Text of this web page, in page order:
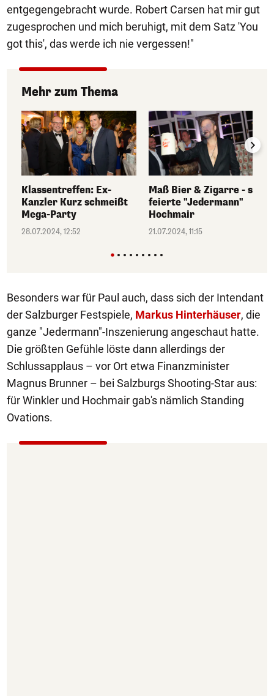
entgegengebracht wurde. Robert Carsen hat mir gut
zugesprochen und mich beruhigt, mit dem Satz 'You
got this', das werde ich nie vergessen!"
Mehr zum Thema
Klassentreffen: Ex-
Kanzler Kurz schmeißt
Mega-Party
28.07.2024, 12:52
Maß Bier & Zigarre - so
feierte "Jedermann"
Hochmair
21.07.2024, 11:15
Besonders war für Paul auch, dass sich der Intendant
der Salzburger Festspiele, Markus Hinterhäuser, die
ganze "Jedermann"-Inszenierung angeschaut hatte.
Die größten Gefühle löste dann allerdings der
Schlussapplaus – vor Ort etwa Finanzminister
Magnus Brunner – bei Salzburgs Shooting-Star aus:
für Winkler und Hochmair gab's nämlich Standing
Ovations.